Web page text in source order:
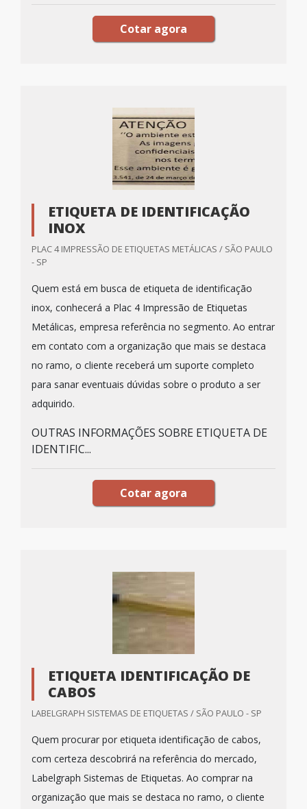
Cotar agora
ETIQUETA DE IDENTIFICAÇÃO
INOX
PLAC 4 IMPRESSÃO DE ETIQUETAS METÁLICAS / SÃO PAULO
- SP
Quem está em busca de etiqueta de identificação
inox, conhecerá a Plac 4 Impressão de Etiquetas
Metálicas, empresa referência no segmento. Ao entrar
em contato com a organização que mais se destaca
no ramo, o cliente receberá um suporte completo
para sanar eventuais dúvidas sobre o produto a ser
adquirido.
OUTRAS INFORMAÇÕES SOBRE ETIQUETA DE
IDENTIFIC...
Cotar agora
ETIQUETA IDENTIFICAÇÃO DE
CABOS
LABELGRAPH SISTEMAS DE ETIQUETAS / SÃO PAULO - SP
Quem procurar por etiqueta identificação de cabos,
com certeza descobrirá na referência do mercado,
Labelgraph Sistemas de Etiquetas. Ao comprar na
organização que mais se destaca no ramo, o cliente